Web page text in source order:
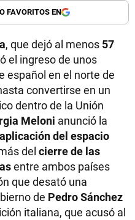
FAVORITOS EN
, que dejó al menos 57
el ingreso de unos
español en el norte de
convertirse en un
dentro de la Unión
Meloni anunció la
del espacio
del cierre de las
entre ambos países
que desató una
de Pedro Sánchez
italiana, que acusó al